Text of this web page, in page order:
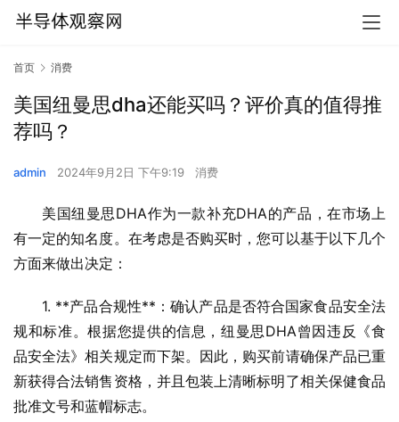
首页 消费
美国纽曼思dha还能买吗？评价真的值得推
荐吗？
admin 2024年9月2日 下午9:19 消费
美国纽曼思DHA作为一款补充DHA的产品，在市场上
有一定的知名度。在考虑是否购买时，您可以基于以下几个
方面来做出决定：
1. **产品合规性**：确认产品是否符合国家食品安全法
规和标准。根据您提供的信息，纽曼思DHA曾因违反《食
品安全法》相关规定而下架。因此，购买前请确保产品已重
新获得合法销售资格，并且包装上清晰标明了相关保健食品
批准文号和蓝帽标志。